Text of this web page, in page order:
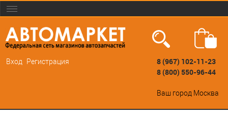
Вход Регистрация
8 (967) 102-11-23
8 (800) 550-96-44
Ваш город Москва